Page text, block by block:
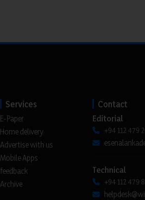
Services
E-Paper
Home delivery
Advertise with us
Mobile Apps
feedback
Archive
Contact
Editorial
+94 112 479
Technical
+94 112 479